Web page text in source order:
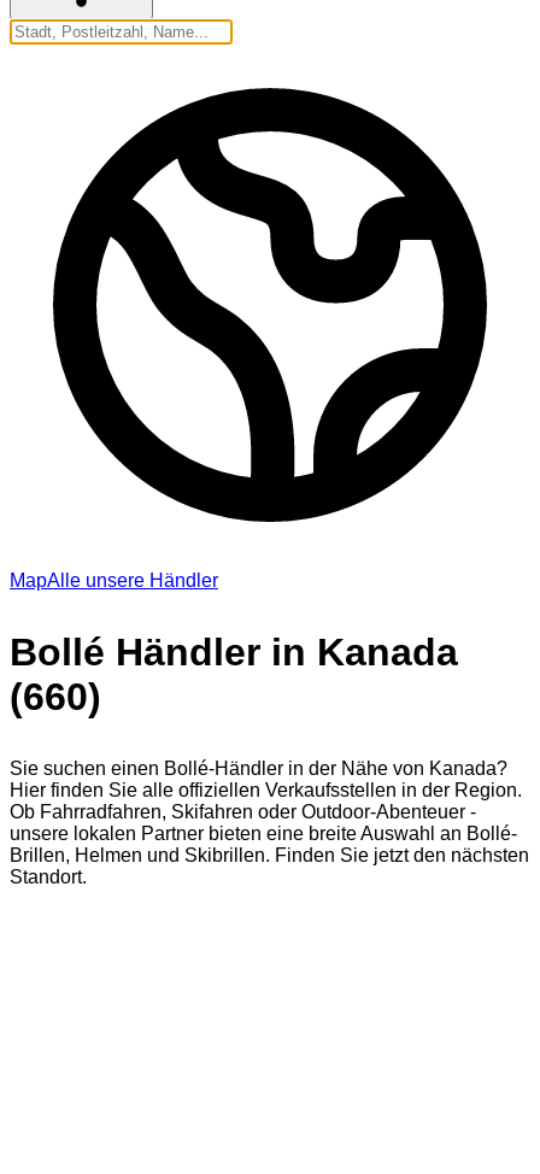
MapAlle unsere Händler
Bollé Händler in Kanada
(660)
Sie suchen einen Bollé-Händler in der Nähe von Kanada?
Hier finden Sie alle offiziellen Verkaufsstellen in der Region.
Ob Fahrradfahren, Skifahren oder Outdoor-Abenteuer -
unsere lokalen Partner bieten eine breite Auswahl an Bollé-
Brillen, Helmen und Skibrillen. Finden Sie jetzt den nächsten
Standort.